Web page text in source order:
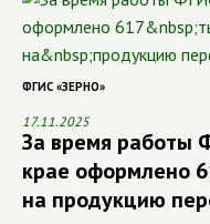
ФГИС «ЗЕРНО»
17.11.2025
За время работы
крае оформлено
на продукцию